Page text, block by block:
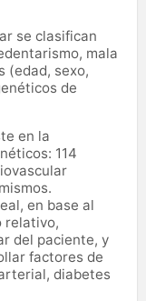
se clasifican
mala
(edad, sexo,
de
en la
114
en base al
relativo,
del paciente, y
factores de
diabetes